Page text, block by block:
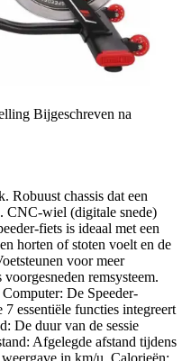
Bijgeschreven na
Robuust chassis dat een
CNC-wiel (digitale snede)
fiets is ideaal met een
horten of stoten voelt en de
voor meer
remsysteem.
De Speeder-
essentiële functies integreert
De duur van de sessie
Afgelegde afstand tijdens